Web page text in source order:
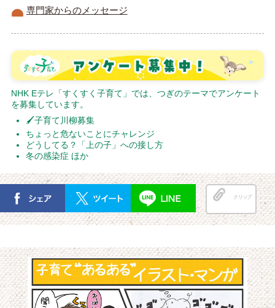
専門家からのメッセージ
NHK Eテレ「すくすく子育て」では、つぎのテーマでアンケート
を募集しています。
🖌子育て川柳募集
ちょっと危ないことにチャレンジ
どうしてる？「上の子」への接し方
冬の感染症 ほか
クリップ